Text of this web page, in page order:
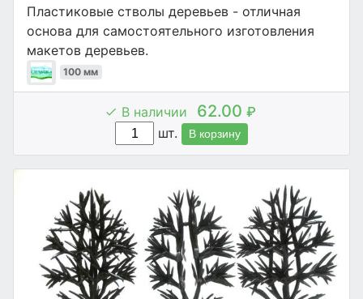
Пластиковые стволы деревьев - отличная
основа для самостоятельного изготовления
макетов деревьев.
100 мм
В наличии 62.00 ₽
шт.
В корзину